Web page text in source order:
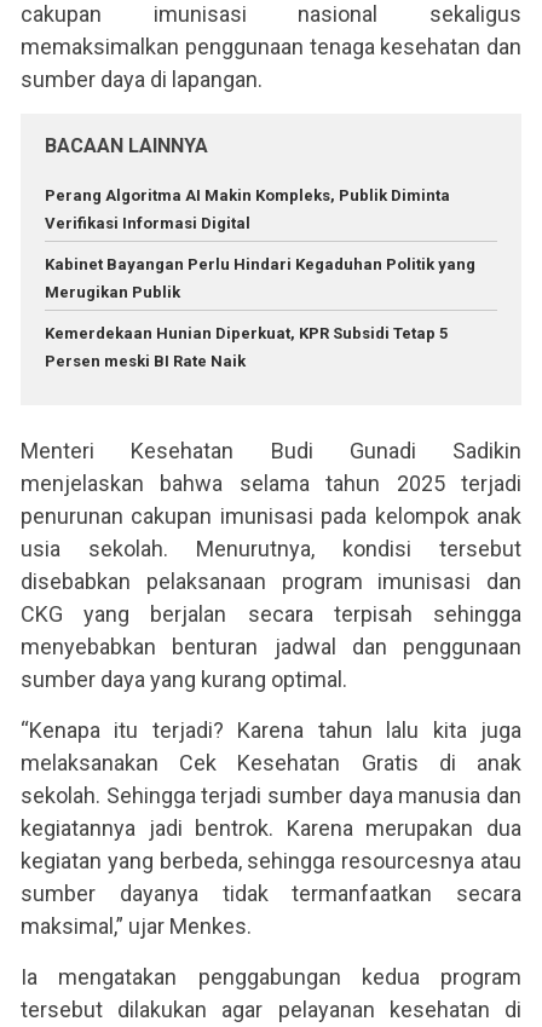
cakupan imunisasi nasional sekaligus
memaksimalkan penggunaan tenaga kesehatan dan
sumber daya di lapangan.
BACAAN LAINNYA
Perang Algoritma AI Makin Kompleks, Publik Diminta
Verifikasi Informasi Digital
Kabinet Bayangan Perlu Hindari Kegaduhan Politik yang
Merugikan Publik
Kemerdekaan Hunian Diperkuat, KPR Subsidi Tetap 5
Persen meski BI Rate Naik
Menteri Kesehatan Budi Gunadi Sadikin
menjelaskan bahwa selama tahun 2025 terjadi
penurunan cakupan imunisasi pada kelompok anak
usia sekolah. Menurutnya, kondisi tersebut
disebabkan pelaksanaan program imunisasi dan
CKG yang berjalan secara terpisah sehingga
menyebabkan benturan jadwal dan penggunaan
sumber daya yang kurang optimal.
“Kenapa itu terjadi? Karena tahun lalu kita juga
melaksanakan Cek Kesehatan Gratis di anak
sekolah. Sehingga terjadi sumber daya manusia dan
kegiatannya jadi bentrok. Karena merupakan dua
kegiatan yang berbeda, sehingga resourcesnya atau
sumber dayanya tidak termanfaatkan secara
maksimal,” ujar Menkes.
Ia mengatakan penggabungan kedua program
tersebut dilakukan agar pelayanan kesehatan di